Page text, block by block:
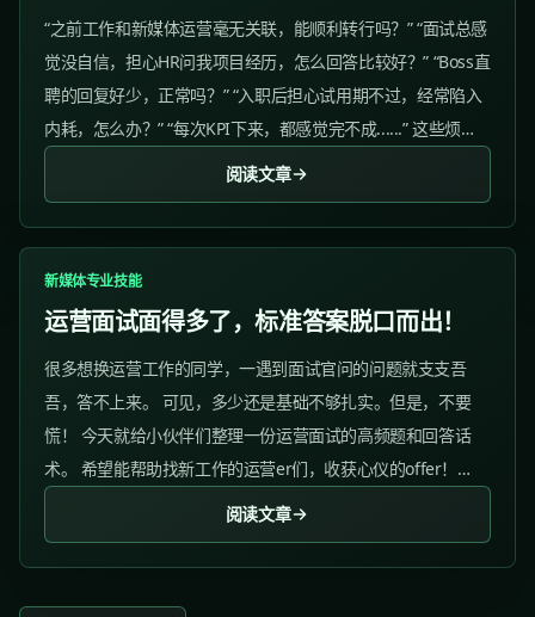
“之前工作和新媒体运营毫无关联，能顺利转行吗？” “面试总感
觉没自信，担心HR问我项目经历，怎么回答比较好？” “Boss直
聘的回复好少，正常吗？” “入职后担心试用期不过，经常陷入
内耗，怎么办？” “每次KPI下来，都感觉完不成......” 这些烦
恼，是不是也让你焦虑不已？别担心，你不是一个人在战
斗！...
阅读文章
新媒体专业技能
运营面试面得多了，标准答案脱口而出！
很多想换运营工作的同学，一遇到面试官问的问题就支支吾
吾，答不上来。 可见，多少还是基础不够扎实。但是，不要
慌！ 今天就给小伙伴们整理一份运营面试的高频题和回答话
术。 希望能帮助找新工作的运营er们，收获心仪的offer！
01、一周内，你如何把账号从0涨粉到5000? ✅参考答案：...
阅读文章